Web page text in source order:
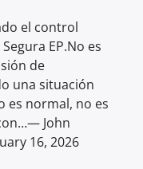
el control
EP.No es
de
una situación
es normal, no es
John
16, 2026